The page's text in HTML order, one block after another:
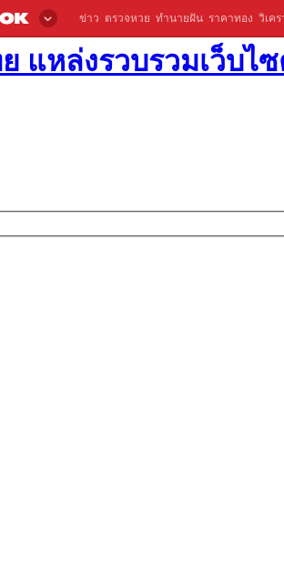
ข่าว ตรวจหวย ทำนายฝัน ราคาทอง วิเค
แหล่งรวบรวมเว็บ